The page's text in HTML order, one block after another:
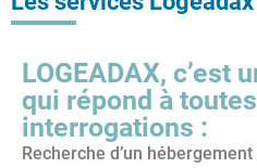
LOGEADAX, c’est
qui répond à
interrogations :
Recherche d’un